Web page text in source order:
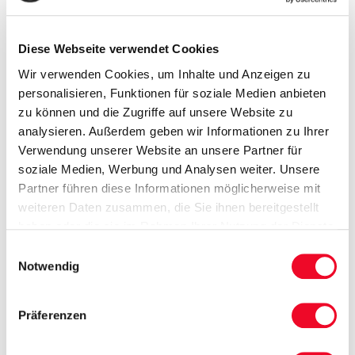
Diese Webseite verwendet Cookies
Wir verwenden Cookies, um Inhalte und Anzeigen zu
personalisieren, Funktionen für soziale Medien anbieten
zu können und die Zugriffe auf unsere Website zu
analysieren. Außerdem geben wir Informationen zu Ihrer
Verwendung unserer Website an unsere Partner für
soziale Medien, Werbung und Analysen weiter. Unsere
Partner führen diese Informationen möglicherweise mit
weiteren Daten zusammen, die Sie ihnen bereitgestellt
Notwendig
Präferenzen
1 x Leih-Bademantel pro Aufenthalt
kostenfreie Nutzung von Schwimmbad und Sauna
Radisson Blue Resort
10 x Übernachtung im 5-Sterne-Hotel „Radisson
Blu Resort“ in Standard-Zimmern
10 x Frühstücksbuffet
10 x Abendbuffet
Nutzung des Aquaparks kostenfrei (1 Std. täglich)
Eingangsuntersuchung durch Physiotherapeut
2 x Wassergymnastik pro Woche